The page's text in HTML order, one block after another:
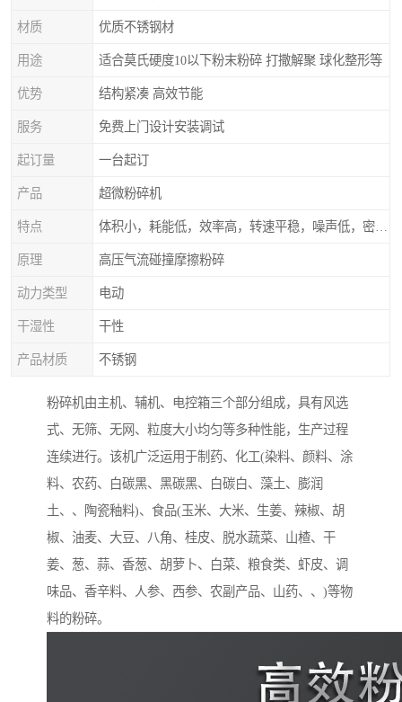
材质 优质不锈钢材
用途 适合莫氏硬度10以下粉末粉碎 打撒解聚 球化整形等
优势 结构紧凑 高效节能
服务 免费上门设计安装调试
起订量 一台起订
产品 超微粉碎机
特点
原理 高压气流碰撞摩擦粉碎
动力类型 电动
干湿性 干性
产品材质 不锈钢
粉碎机由主机、辅机、电控箱三个部分组成，具有风选
式、无筛、无网、粒度大小均匀等多种性能，生产过程
连续进行。该机广泛运用于制药、化工(染料、颜料、涂
料、农药、白碳黑、黑碳黑、白碳白、藻土、膨润
土、、陶瓷釉料)、食品(玉米、大米、生姜、辣椒、胡
椒、油麦、大豆、八角、桂皮、脱水蔬菜、山楂、干
姜、葱、蒜、香葱、胡萝卜、白菜、粮食类、虾皮、调
味品、香辛料、人参、西参、农副产品、山药、、)等物
料的粉碎。